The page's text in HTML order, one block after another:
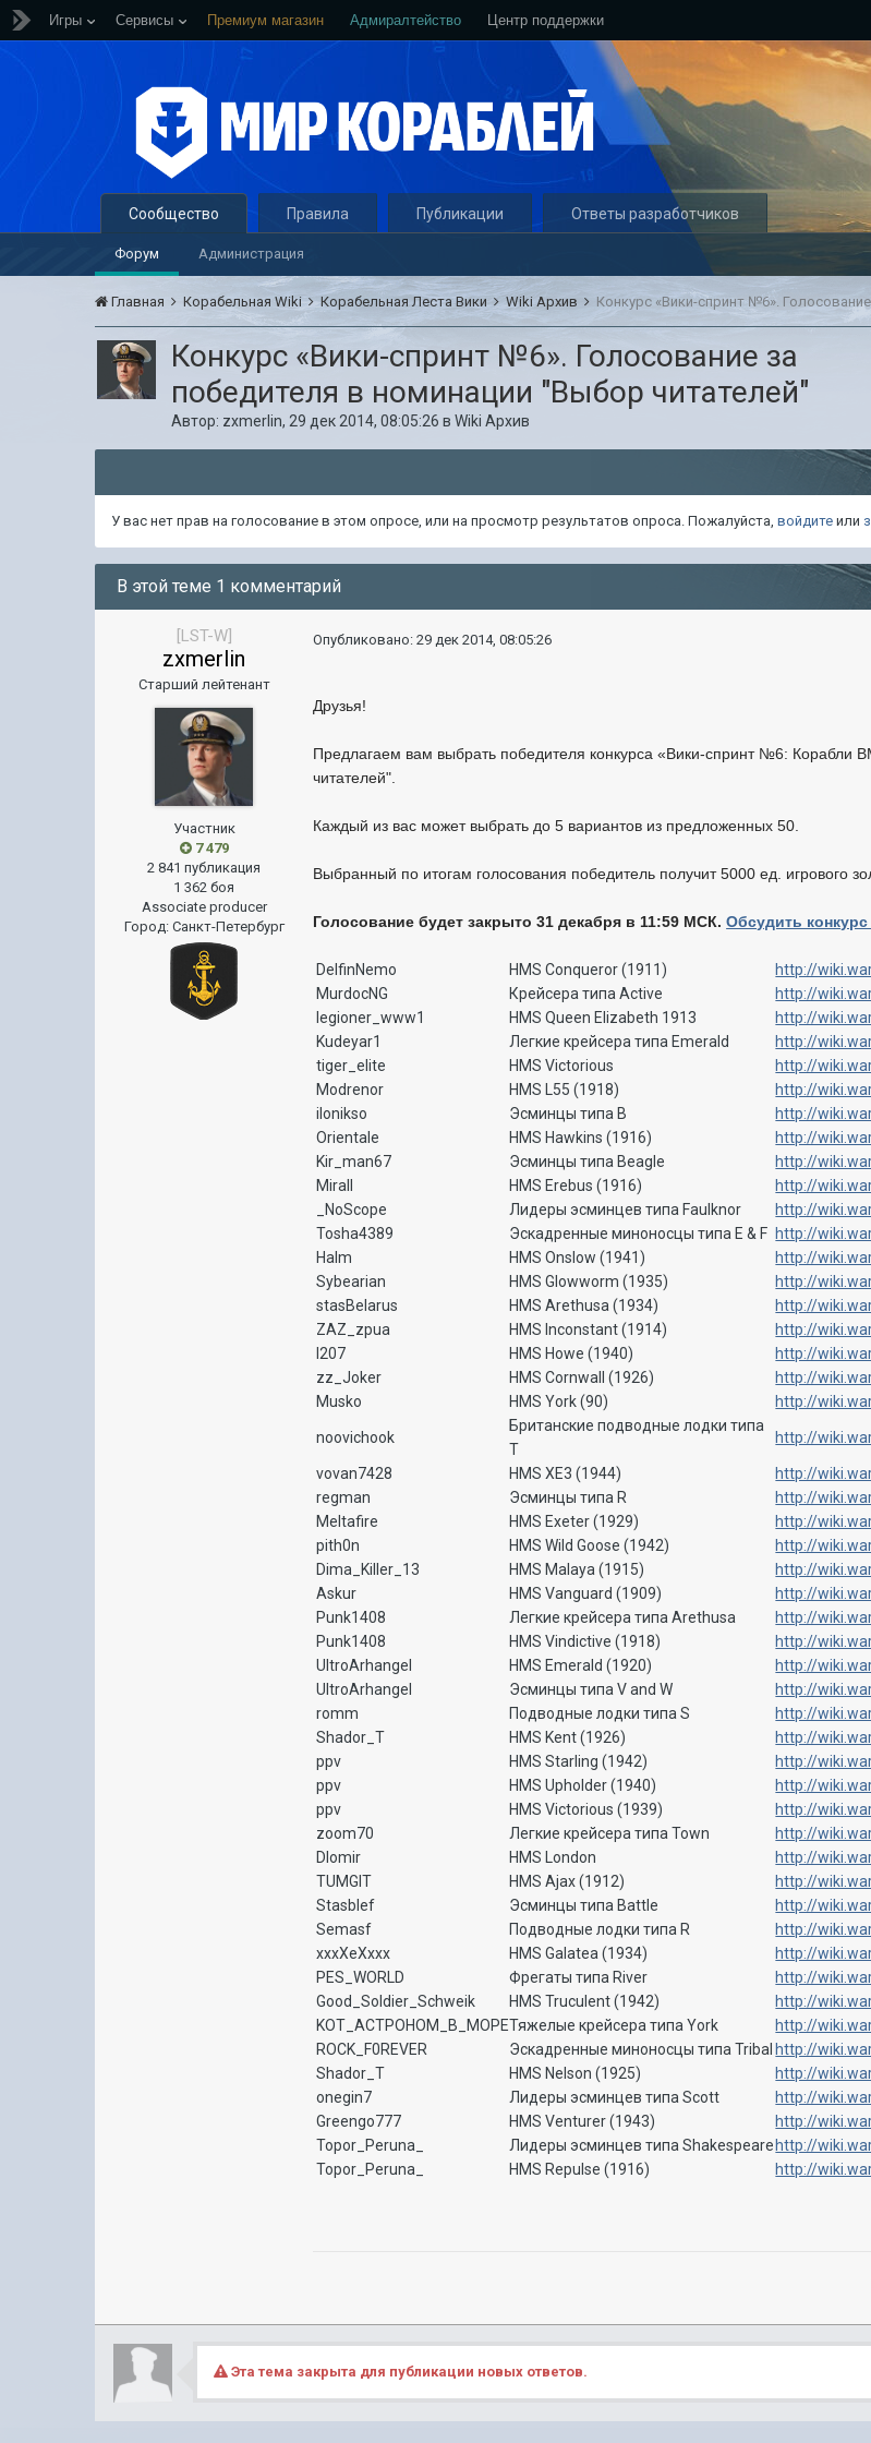
Игры Сервисы Премиум магазин Адмиралтейство Центр поддержки
Сообщество
Форум Администрация
Правила Публикации Ответы разработчиков
Главная Корабельная Wiki Корабельная Леста Вики Wiki Архив
Конкурс «Вики-спринт №6». Голосование за
победителя в номинации "Выбор читателей"
Автор: zxmerlin, 29 дек 2014, 08:05:26 вWiki Архив
У вас нет прав на голосование в этом опросе, или на просмотр результатов опроса. Пожалуйста,войдите или
В этой теме 1 комментарий
[LST-W]
zxmerlin
Старший лейтенант
Участник
7 479
2 841 публикация
1 362 боя
Associate producer
Город: Санкт-Петербург
Опубликовано:29 дек 2014, 08:05:26
Друзья!
Предлагаем вам выбрать победителя конкурса «Вики-спринт №6:
читателей".
Каждый из вас может выбрать до 5 вариантов из предложенных 50.
Выбранный по итогам голосования победитель получит5000ед. игрового
Голосование будет закрыто 31 декабря в 11:59 МСК.Обсудить
DelfinNemo HMS Conqueror (1911)
http://
MurdocNG
Крейсера типа Active
http://
legioner_www1
HMS Queen Elizabeth 1913
http://
Kudeyar1
Легкиекрейсера типа Emerald http://
tiger_elite
HMS Victorious
http://
Modrenor
HMS L55 (1918)
http://
ilonikso
Эсминцы типа B
http://
Orientale
HMS Hawkins (1916)
http://
Kir_man67
Эсминцы типа Beagle
http://
Mirall
HMS Erebus (1916)
http://
_NoScope
Лидеры эсминцев типа Faulknor
http://
Tosha4389
Эскадренные миноносцы типа E & F http://
Halm
HMS Onslow (1941)
http://
Sybearian
HMS Glowworm (1935)
http://
stasBelarus
HMS Arethusa (1934)
http://
ZAZ_zpua
HMS Inconstant (1914)
http://
I207
HMS Howe (1940) http://
zz_Joker
HMS Cornwall (1926)
http://
Musko
HMSYork (90) http://
noovichook
Британские подводные лодки типа
T
http://
vovan7428 HMS XE3 (1944)
http://
regman
Эсминцы типа R
http://
Meltafire
HMS Exeter (1929)
http://
pith0n
HMS Wild Goose (1942)
http://
Dima_Killer_13
HMS Malaya (1915)
http://
Askur
HMS Vanguard (1909)
http://
Punk1408
Легкие крейсера типа Arethusa
http://
Punk1408
HMS Vindictive (1918)
http://
UltroArhangel
HMS Emerald (1920)
http://
UltroArhangel
Эсминцы типа V and W
http://
romm
Подводные лодки типа S
http://
Shador_T
HMS Kent (1926)
http://
ppv
HMS Starling (1942)
http://
ppv
HMS Upholder (1940)
http://
ppv
HMS Victorious (1939)
http://
zoom70
Легкие крейсера типа Town
http://
Dlomir
HMS London
http://
TUMGIT
HMS Ajax (1912)
http://
Stasblef
Эсминцы типа Battle
http://
Semasf
Подводные лодки типа R
http://
xxxXeXxxx
HMS Galatea (1934)
http://
PES_WORLD
Фрегаты типа River
http://
Good_Soldier_Schweik
HMS Truculent (1942)
http://
KOT_ACTPOHOM_B_MOPEТяжелые крейсера типа York
http://
ROCK_F0REVER
Эскадренные миноносцы типа Tribal http://
Shador_T
HMS Nelson (1925)
http://
onegin7
Лидеры эсминцев типа Scott
http://
Greengo777
HMS Venturer (1943)
http://
Topor_Peruna_
Лидеры эсминцев типа Shakespeare http://
Topor_Peruna_
HMS Repulse (1916) http://
Эта тема закрыта для публикации новых ответов.